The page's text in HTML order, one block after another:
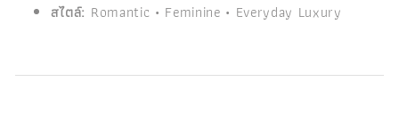
สไตล์: Romantic • Feminine • Everyday Luxury